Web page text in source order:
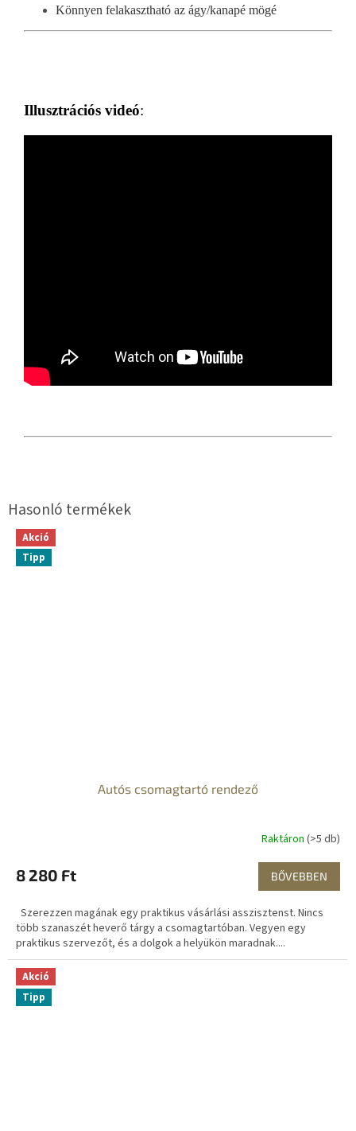
Könnyen felakasztható az ágy/kanapé mögé
Illusztrációs videó:
Akció
Tipp
Autós csomagtartó rendező
Raktáron (>5 db)
8 280 Ft BŐVEBBEN
Szerezzen magának egy praktikus vásárlási asszisztenst. Nincs
több szanaszét heverő tárgy a csomagtartóban. Vegyen egy
praktikus szervezőt, és a dolgok a helyükön maradnak....
Akció
Tipp